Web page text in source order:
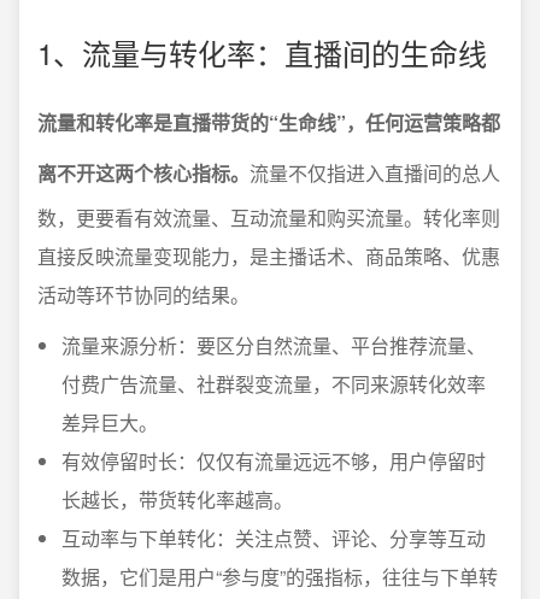
1、流量与转化率：直播间的生命线
流量和转化率是直播带货的“生命线”，任何运营策略都
离不开这两个核心指标。 流量不仅指进入直播间的总人
数，更要看有效流量、互动流量和购买流量。转化率则
直接反映流量变现能力，是主播话术、商品策略、优惠
活动等环节协同的结果。
流量来源分析：要区分自然流量、平台推荐流量、
付费广告流量、社群裂变流量，不同来源转化效率
差异巨大。
有效停留时长：仅仅有流量远远不够，用户停留时
长越长，带货转化率越高。
互动率与下单转化：关注点赞、评论、分享等互动
数据，它们是用户“参与度”的强指标，往往与下单转